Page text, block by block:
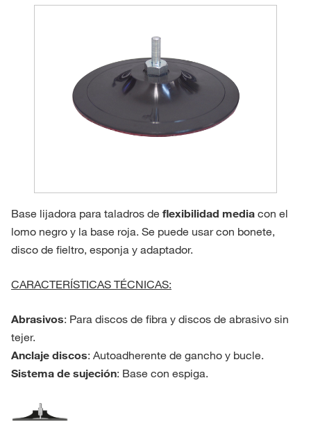
Base lijadora para taladros de flexibilidad media con el
lomo negro y la base roja. Se puede usar con bonete,
disco de fieltro, esponja y adaptador.
CARACTERÍSTICAS TÉCNICAS:
Abrasivos: Para discos de fibra y discos de abrasivo sin
tejer.
Anclaje discos: Autoadherente de gancho y bucle.
Sistema de sujeción: Base con espiga.